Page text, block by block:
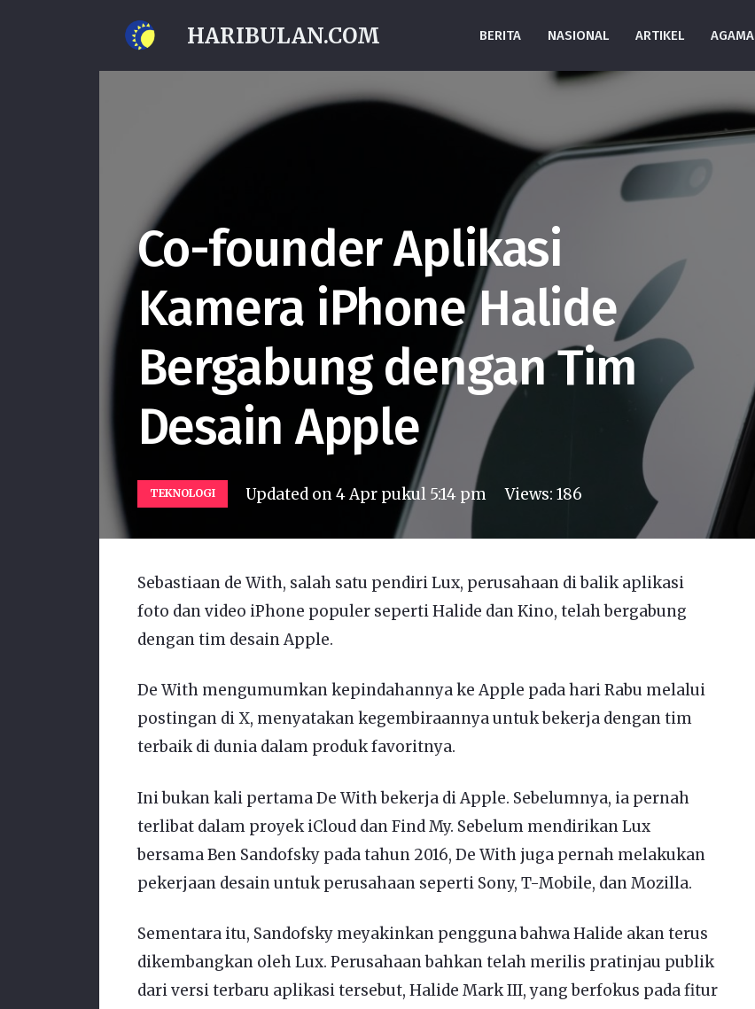
HARIBULAN.COM BERITA NASIONAL ARTIKEL AGAMA
Co-founder Aplikasi
Kamera iPhone Halide
Bergabung dengan Tim
Desain Apple
TEKNOLOGI Updated on4 Apr pukul 5:14 pm Views: 186
Sebastiaan de With, salah satu pendiri Lux, perusahaan di balik aplikasi
foto dan video iPhone populer seperti Halide dan Kino, telah bergabung
dengan tim desain Apple.
De With mengumumkan kepindahannya ke Apple pada hari Rabu melalui
postingan di X, menyatakan kegembiraannya untuk bekerja dengan tim
terbaik di dunia dalam produk favoritnya.
Ini bukan kali pertama De With bekerja di Apple. Sebelumnya, ia pernah
terlibat dalam proyek iCloud dan Find My. Sebelum mendirikan Lux
bersama Ben Sandofsky pada tahun 2016, De With juga pernah melakukan
pekerjaan desain untuk perusahaan seperti Sony, T-Mobile, dan Mozilla.
Sementara itu, Sandofsky meyakinkan pengguna bahwa Halide akan terus
dikembangkan oleh Lux. Perusahaan bahkan telah merilis pratinjau publik
dari versi terbaru aplikasi tersebut, Halide Mark III, yang berfokus pada fitur